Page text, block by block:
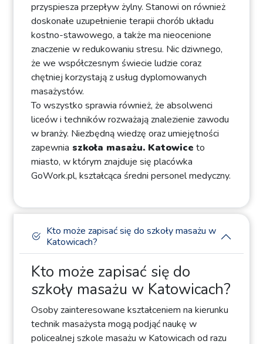
przyspiesza przepływ żylny. Stanowi on również
doskonałe uzupełnienie terapii chorób układu
kostno-stawowego, a także ma nieocenione
znaczenie w redukowaniu stresu. Nic dziwnego,
że we współczesnym świecie ludzie coraz
chętniej korzystają z usług dyplomowanych
masażystów.
To wszystko sprawia również, że absolwenci
liceów i techników rozważają znalezienie zawodu
w branży. Niezbędną wiedzę oraz umiejętności
zapewnia szkoła masażu. Katowice to
miasto, w którym znajduje się placówka
GoWork.pl, kształcąca średni personel medyczny.
Kto może zapisać się do szkoły masażu w
Katowicach?
Kto może zapisać się do
szkoły masażu w Katowicach?
Osoby zainteresowane kształceniem na kierunku
technik masażysta mogą podjąć naukę w
policealnej szkole masażu w Katowicach od razu